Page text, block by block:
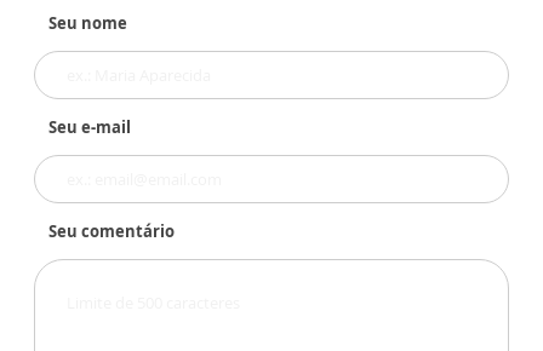
Seu nome
Seu e-mail
Seu comentário